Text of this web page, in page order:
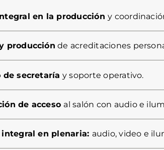
en la produccióny
producción de acreditaciones
de secretaría y soporte operativo.
de acceso al salón con audio e
integral en plenaria: audio, video e